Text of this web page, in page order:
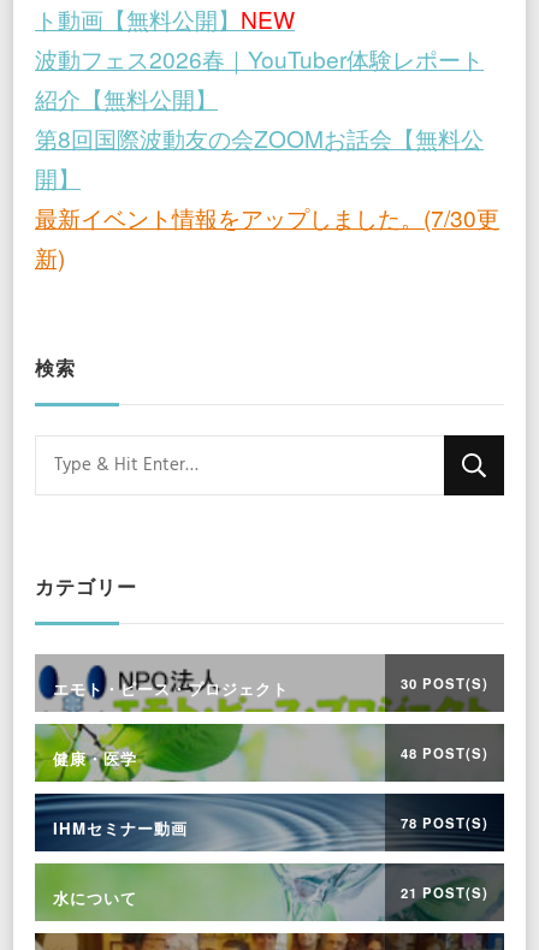
ト動画【無料公開】 NEW
波動フェス2026春｜YouTuber体験レポート
紹介【無料公開】
第8回国際波動友の会ZOOMお話会【無料公
開】
最新イベント情報をアップしました。(7/30更
新)
検索
Looking
for
カテゴリー
エモト・ピース・プロジェクト 30 POST(S)
健康・医学 48 POST(S)
IHMセミナー動画 78 POST(S)
水について 21 POST(S)